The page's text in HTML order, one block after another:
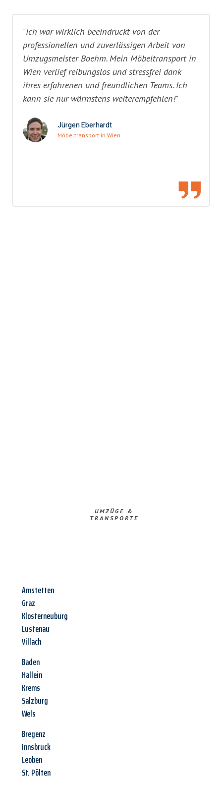
"Ich war wirklich beeindruckt von der
professionellen und zuverlässigen Arbeit von
Umzugsmeister Boehm. Mein Möbeltransport in
Wien verlief reibungslos und stressfrei dank
ihres erfahrenen und freundlichen Teams. Ich
kann sie nur wärmstens weiterempfehlen!"
Jürgen Eberhardt
Möbeltransport in Wien
UMZÜGE &
TRANSPORTE
Amstetten
Graz
Klosterneuburg
Lustenau
Villach
Baden
Hallein
Krems
Salzburg
Wels
Bregenz
Innsbruck
Leoben
St. Pölten